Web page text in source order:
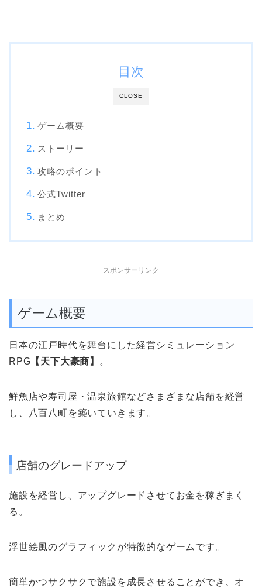
CLOSE
目次
ゲーム概要
ストーリー
攻略のポイント
公式Twitter
まとめ
スポンサーリンク
ゲーム概要
日本の江戸時代を舞台にした経営シミュレーション
RPG 【天下大豪商】 。
鮮魚店や寿司屋・温泉旅館などさまざまな店舗を経営
し、
八百八町を築いていきます。
店舗のグレードアップ
施設を経営し、アップグレードさせてお金を稼ぎまく
る。
浮世絵風のグラフィックが特徴的なゲームです。
簡単かつサクサクで施設を成長させることができ 、オ